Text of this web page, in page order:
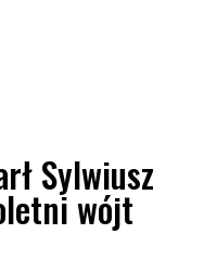
Sylwiusz
wójt